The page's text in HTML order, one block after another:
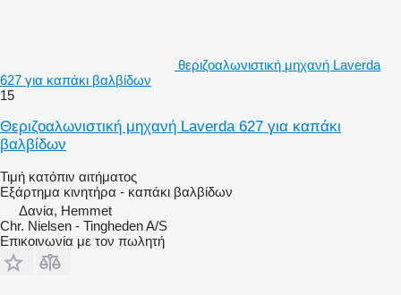
θεριζοαλωνιστική μηχανή Laverda
627 για καπάκι βαλβίδων
15
Θεριζοαλωνιστική μηχανή Laverda 627 για καπάκι
βαλβίδων
Τιμή κατόπιν αιτήματος
Εξάρτημα κινητήρα - καπάκι βαλβίδων
Δανία, Hemmet
Chr. Nielsen - Tingheden A/S
Επικοινωνία με τον πωλητή